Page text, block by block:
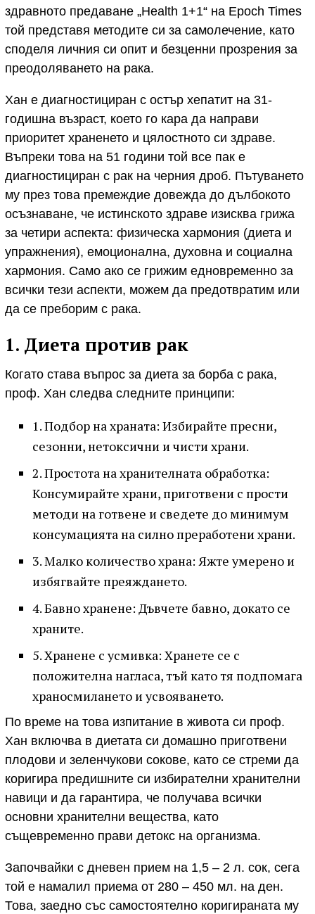
здравното предаване „Health 1+1“ на Epoch Times
той представя методите си за самолечение, като
споделя личния си опит и безценни прозрения за
преодоляването на рака.
Хан е диагностициран с остър хепатит на 31-
годишна възраст, което го кара да направи
приоритет храненето и цялостното си здраве.
Въпреки това на 51 години той все пак е
диагностициран с рак на черния дроб. Пътуването
му през това премеждие довежда до дълбокото
осъзнаване, че истинското здраве изисква грижа
за четири аспекта: физическа хармония (диета и
упражнения), емоционална, духовна и социална
хармония. Само ако се грижим едновременно за
всички тези аспекти, можем да предотвратим или
да се преборим с рака.
1. Диета против рак
Когато става въпрос за диета за борба с рака,
проф. Хан следва следните принципи:
1. Подбор на храната: Избирайте пресни,
сезонни, нетоксични и чисти храни.
2. Простота на хранителната обработка:
Консумирайте храни, приготвени с прости
методи на готвене и сведете до минимум
консумацията на силно преработени храни.
3. Малко количество храна: Яжте умерено и
избягвайте преяждането.
4. Бавно хранене: Дъвчете бавно, докато се
храните.
5. Хранене с усмивка: Хранете се с
положителна нагласа, тъй като тя подпомага
храносмилането и усвояването.
По време на това изпитание в живота си проф.
Хан включва в диетата си домашно приготвени
плодови и зеленчукови сокове, като се стреми да
коригира предишните си избирателни хранителни
навици и да гарантира, че получава всички
основни хранителни вещества, като
същевременно прави детокс на организма.
Започвайки с дневен прием на 1,5 – 2 л. сок, сега
той е намалил приема от 280 – 450 мл. на ден.
Това, заедно със самостоятелно коригираната му